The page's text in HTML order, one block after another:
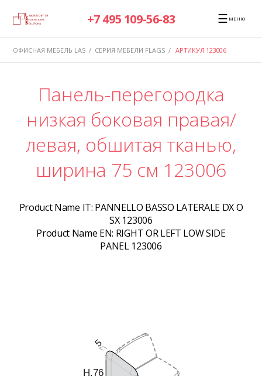
+7 495 109-56-83 ☰ МЕНЮ
ОФИСНАЯ МЕБЕЛЬ LAS / СЕРИЯ МЕБЕЛИ FLAGS / АРТИКУЛ 123006
Панель-перегородка
низкая боковая правая/
левая, обшитая тканью,
ширина 75 см 123006
Product Name IT: PANNELLO BASSO LATERALE DX O
SX 123006
Product Name EN: RIGHT OR LEFT LOW SIDE
PANEL 123006